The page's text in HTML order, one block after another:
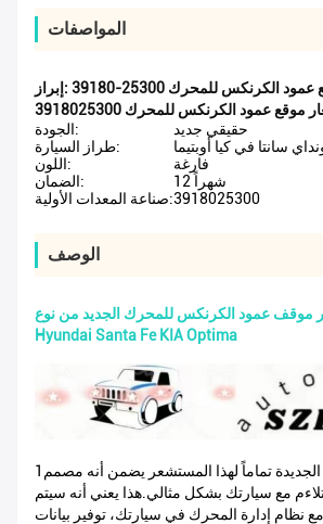
المواصفات
إبراز: موقع عمود الكرنكس للمحرك
استشعار موقع عمود الكرنكس للمحرك
الجودة:
حقيقي جديد
طراز السيارة:
سانتا في كيا أوبتيما
اللون:
فارغة
الضمان:
12 شهراً
صناعة المعدات الأولية:3918025300
الوصف
موقف عمود الكرنكس للمحرك الجديد من نوع
Hyundai Santa Fe KIA Optima
1أولاً، الصحة والحالة الجديدة تماماً لهذا المستشعر يضمن أنه مصمم
مع سيارتك بشكل مثالي.هذا يعني أنه سيتم
نظام إدارة المحرك في سيارتك، توفير بيانات